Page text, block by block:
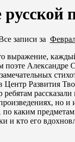
записи за
выражение,
поэте Александре
Центр Развития
рассказали
но и
по каким
и кто его